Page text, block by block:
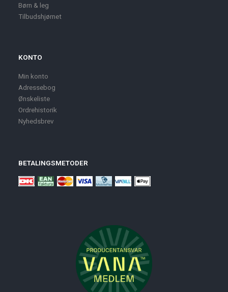
Børn & leg
Tilbudshjørnet
KONTO
Min konto
Adressebog
Ønskeliste
Ordrehistorik
Nyhedsbrev
BETALINGSMETODER